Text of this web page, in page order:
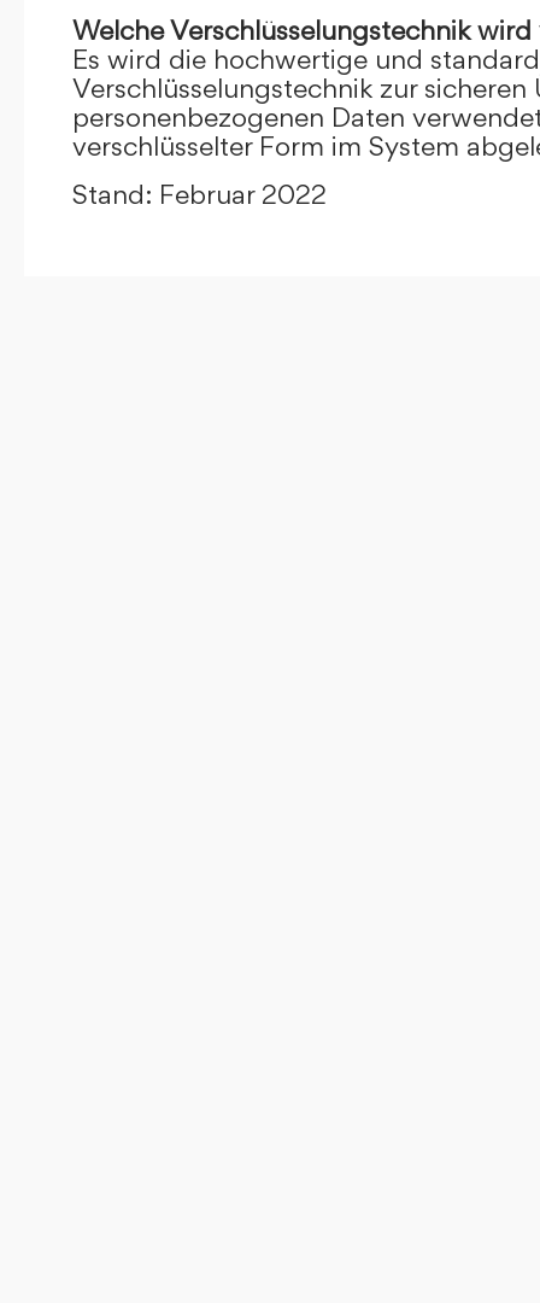
Welche Verschlüsselungstechnik
Es wird die hochwertige und
Verschlüsselungstechnik zur
personenbezogenen Daten
verschlüsselter Form im System
Stand: Februar 2022